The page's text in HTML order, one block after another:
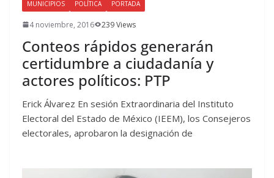
MUNICIPIOS POLÍTICA PORTADA
4 noviembre, 2016 239 Views
Conteos rápidos generarán
certidumbre a ciudadanía y
actores políticos: PTP
Erick Álvarez En sesión Extraordinaria del Instituto
Electoral del Estado de México (IEEM), los Consejeros
electorales, aprobaron la designación de